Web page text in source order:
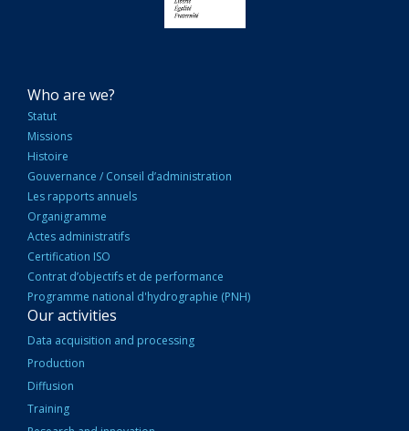
NAVIGATION
PRINCIPALE
Who are we?
Statut
Missions
Histoire
Gouvernance / Conseil d’administration
Les rapports annuels
Organigramme
Actes administratifs
Certification ISO
Contrat d’objectifs et de performance
Programme national d'hydrographie (PNH)
Our activities
Data acquisition and processing
Production
Diffusion
Training